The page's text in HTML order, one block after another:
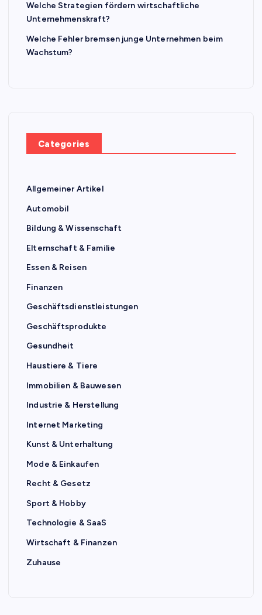
Welche Strategien fördern wirtschaftliche
Unternehmenskraft?
Welche Fehler bremsen junge Unternehmen beim
Wachstum?
Categories
Allgemeiner Artikel
Automobil
Bildung & Wissenschaft
Elternschaft & Familie
Essen & Reisen
Finanzen
Geschäftsdienstleistungen
Geschäftsprodukte
Gesundheit
Haustiere & Tiere
Immobilien & Bauwesen
Industrie & Herstellung
Internet Marketing
Kunst & Unterhaltung
Mode & Einkaufen
Recht & Gesetz
Sport & Hobby
Technologie & SaaS
Wirtschaft & Finanzen
Zuhause